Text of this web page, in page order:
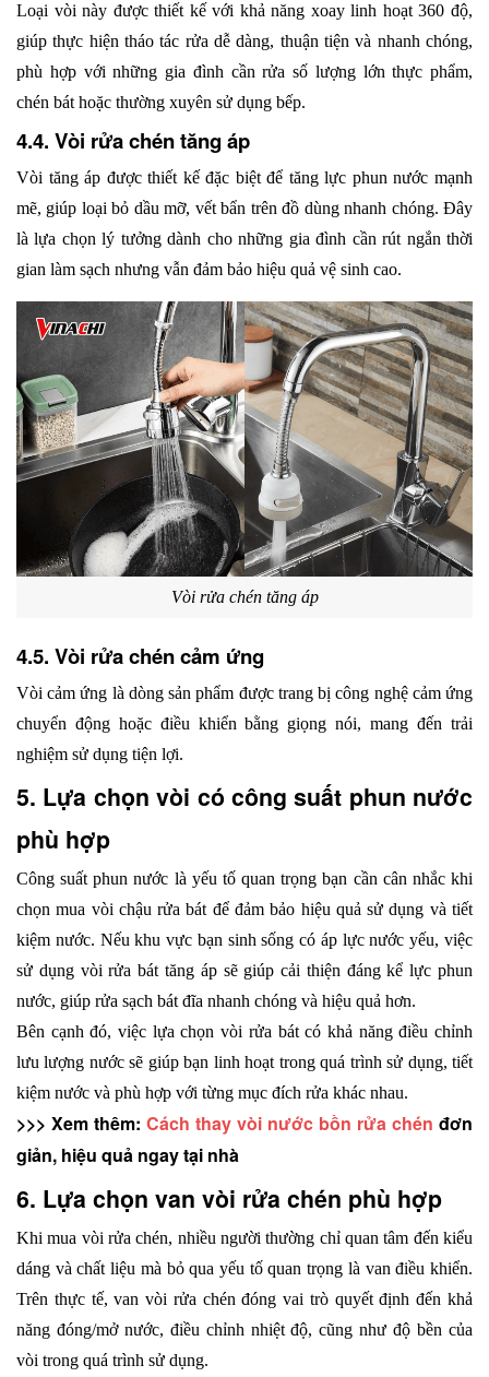
Loại vòi này được thiết kế với khả năng xoay linh hoạt 360 độ,
giúp thực hiện tháo tác rửa dễ dàng, thuận tiện và nhanh chóng,
phù hợp với những gia đình cần rửa số lượng lớn thực phẩm,
chén bát hoặc thường xuyên sử dụng bếp.
4.4. Vòi rửa chén tăng áp
Vòi tăng áp được thiết kế đặc biệt để tăng lực phun nước mạnh
mẽ, giúp loại bỏ dầu mỡ, vết bẩn trên đồ dùng nhanh chóng. Đây
là lựa chọn lý tưởng dành cho những gia đình cần rút ngắn thời
gian làm sạch nhưng vẫn đảm bảo hiệu quả vệ sinh cao.
Vòi rửa chén tăng áp
4.5. Vòi rửa chén cảm ứng
Vòi cảm ứng là dòng sản phẩm được trang bị công nghệ cảm ứng
chuyển động hoặc điều khiển bằng giọng nói, mang đến trải
nghiệm sử dụng tiện lợi.
5. Lựa chọn vòi có công suất phun nước
phù hợp
Công suất phun nước là yếu tố quan trọng bạn cần cân nhắc khi
chọn mua vòi chậu rửa bát để đảm bảo hiệu quả sử dụng và tiết
kiệm nước. Nếu khu vực bạn sinh sống có áp lực nước yếu, việc
sử dụng vòi rửa bát tăng áp sẽ giúp cải thiện đáng kể lực phun
nước, giúp rửa sạch bát đĩa nhanh chóng và hiệu quả hơn.
Bên cạnh đó, việc lựa chọn vòi rửa bát có khả năng điều chỉnh
lưu lượng nước sẽ giúp bạn linh hoạt trong quá trình sử dụng, tiết
kiệm nước và phù hợp với từng mục đích rửa khác nhau.
>>> Xem thêm: Cách thay vòi nước bồn rửa chén đơn
giản, hiệu quả ngay tại nhà
6. Lựa chọn van vòi rửa chén phù hợp
Khi mua vòi rửa chén, nhiều người thường chỉ quan tâm đến kiểu
dáng và chất liệu mà bỏ qua yếu tố quan trọng là van điều khiển.
Trên thực tế, van vòi rửa chén đóng vai trò quyết định đến khả
năng đóng/mở nước, điều chỉnh nhiệt độ, cũng như độ bền của
vòi trong quá trình sử dụng.